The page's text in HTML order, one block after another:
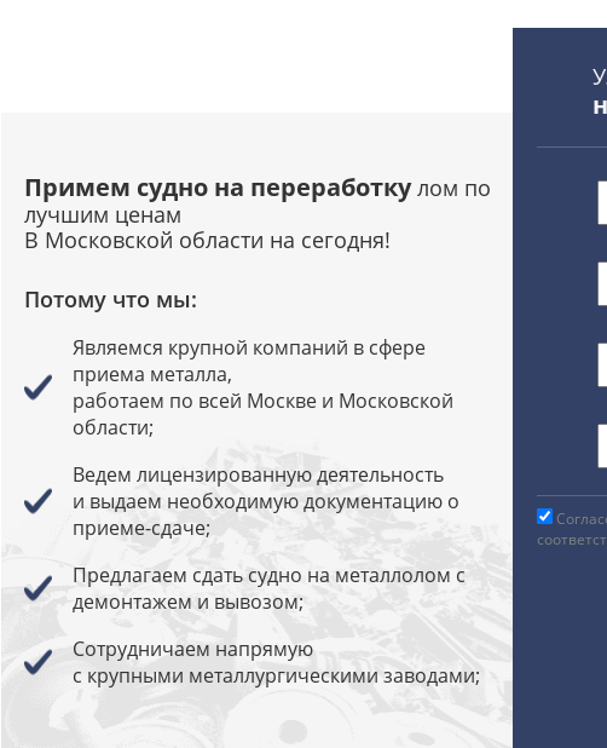
Примем судно на переработкулом по
лучшим ценам
В Московской области на сегодня!
Потому что мы:
Являемся крупной компаний в сфере
приема металла,
работаем по всей Москве и Московской
области;
Ведем лицензированную деятельность
и выдаем необходимую документацию о
приеме-сдаче;
Предлагаем сдать судно на металлолом с
демонтажем и вывозом;
Сотрудничаем напрямую
с крупными металлургическими заводами;